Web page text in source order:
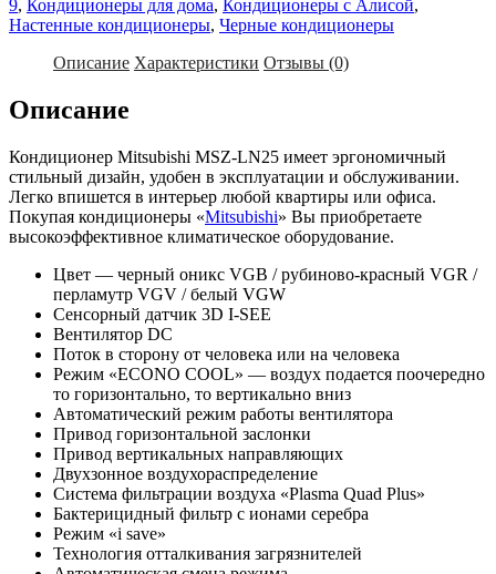
9, Кондиционеры для дома, Кондиционеры с Алисой,
Настенные кондиционеры, Черные кондиционеры
Описание Характеристики Отзывы (0)
Описание
Кондиционер Mitsubishi MSZ-LN25 имеет эргономичный
стильный дизайн, удобен в эксплуатации и обслуживании.
Легко впишется в интерьер любой квартиры или офиса.
Покупая кондиционеры «Mitsubishi» Вы приобретаете
высокоэффективное климатическое оборудование.
Цвет — черный оникс VGB / рубиново-красный VGR /
перламутр VGV / белый VGW
Сенсорный датчик 3D I-SEE
Вентилятор DC
Поток в сторону от человека или на человека
Режим «ECONO COOL» — воздух подается поочередно
то горизонтально, то вертикально вниз
Автоматический режим работы вентилятора
Привод горизонтальной заслонки
Привод вертикальных направляющих
Двухзонное воздухораспределение
Система фильтрации воздуха «Plasma Quad Plus»
Бактерицидный фильтр с ионами серебра
Режим «i save»
Технология отталкивания загрязнителей